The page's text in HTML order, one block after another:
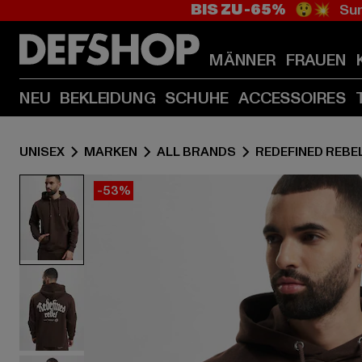
BIS ZU -65% 😲💥
MÄNNER FRAUEN
NEU BEKLEIDUNG SCHUHE ACCESSOIRES
UNISEX MARKEN ALL BRANDS REDEFINED
-53%